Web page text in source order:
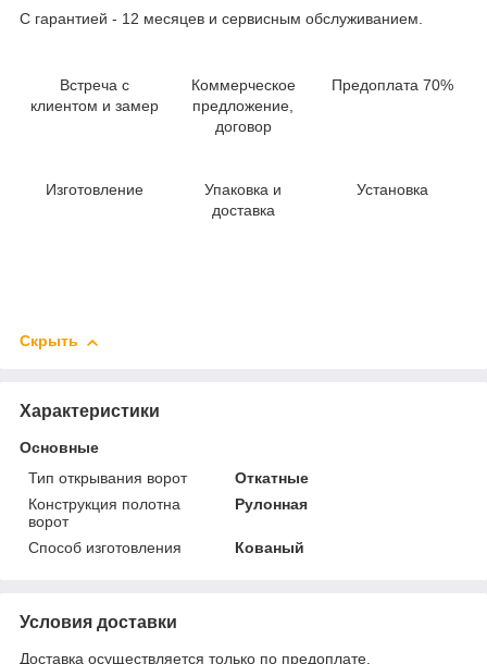
С гарантией - 12 месяцев и сервисным обслуживанием.
Встреча с
клиентом и замер
Коммерческое
предложение,
договор
Предоплата 70%
Изготовление
Упаковка и
доставка
Установка
Скрыть
Характеристики
Основные
Тип открывания ворот
Откатные
Конструкция полотна
ворот
Рулонная
Способ изготовления Кованый
Условия доставки
Доставка осуществляется только по предоплате.